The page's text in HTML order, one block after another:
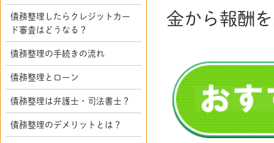
金から報酬
債務整理したらクレジットカー
ド審査はどうなる？
債務整理の手続きの流れ
債務整理とローン
債務整理は弁護士・司法書士？
債務整理のデメリットとは？